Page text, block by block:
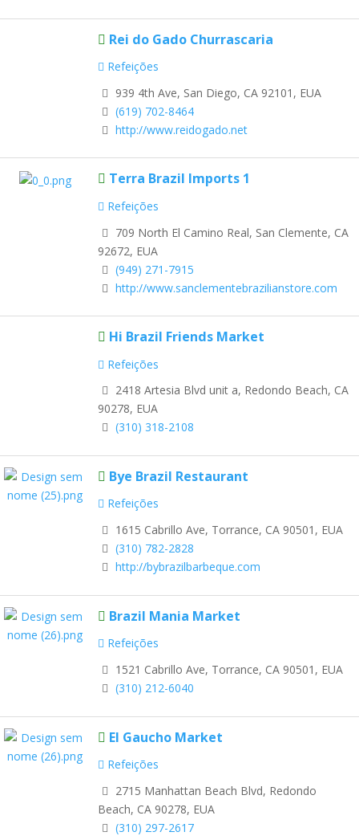
Rei do Gado Churrascaria
Refeições
939 4th Ave, San Diego, CA 92101, EUA
(619) 702-8464
http://www.reidogado.net
Terra Brazil Imports 1
Refeições
709 North El Camino Real, San Clemente, CA
92672, EUA
(949) 271-7915
http://www.sanclementebrazilianstore.com
Hi Brazil Friends Market
Refeições
2418 Artesia Blvd unit a, Redondo Beach, CA
90278, EUA
(310) 318-2108
Bye Brazil Restaurant
Refeições
1615 Cabrillo Ave, Torrance, CA 90501, EUA
(310) 782-2828
http://bybrazilbarbeque.com
Brazil Mania Market
Refeições
1521 Cabrillo Ave, Torrance, CA 90501, EUA
(310) 212-6040
El Gaucho Market
Refeições
2715 Manhattan Beach Blvd, Redondo
Beach, CA 90278, EUA
(310) 297-2617